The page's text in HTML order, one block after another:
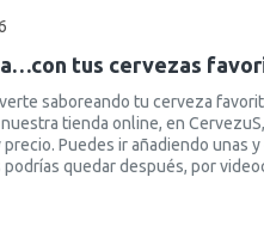
tus cervezas
saboreando tu cerveza
tienda online, en
Puedes ir añadiendo unas
quedar después, por